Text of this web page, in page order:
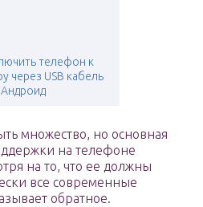
телефон к
через USB кабель
Андроид
множество, но основная
на телефоне
на то, что ее должны
все современные
обратное.